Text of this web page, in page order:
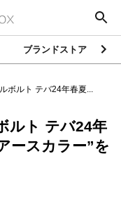
ブランドストア
ボルト テバ24年春夏...
ルト テバ24年
ースカラー”を